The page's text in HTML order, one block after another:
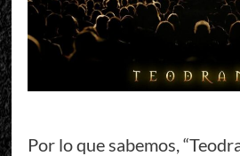
Por lo que sabemos,